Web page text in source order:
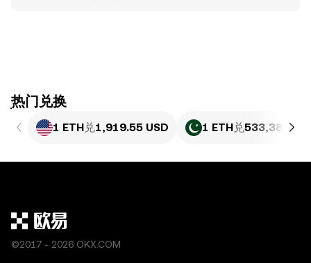
ִִִִִִִִִִִִִִִִִִִִִִִִִִִִִִִִִִִִִִִִִִִִִִִִ热门兑换
1 ETH兑1,919.55 USD 1 ETH兑533,384.64
©2017 - 2026 OKX.COM